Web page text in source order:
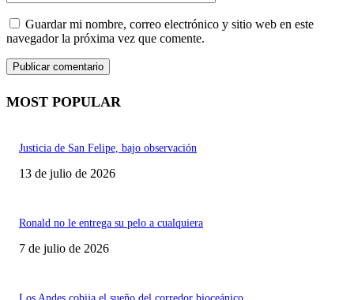
Guardar mi nombre, correo electrónico y sitio web en este
navegador la próxima vez que comente.
MOST POPULAR
Justicia de San Felipe, bajo observación
13 de julio de 2026
Ronald no le entrega su pelo a cualquiera
7 de julio de 2026